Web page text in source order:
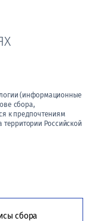
(информационные
сбора,
к предпочтениям
территории Российской
сбора